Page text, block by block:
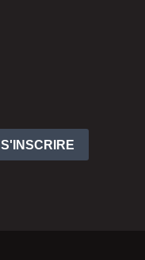
S'INSCRIRE